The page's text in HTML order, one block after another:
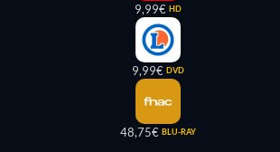
9,99€ HD
9,99€ DVD
48,75€ BLU-RAY